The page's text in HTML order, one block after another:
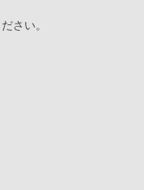
さい。